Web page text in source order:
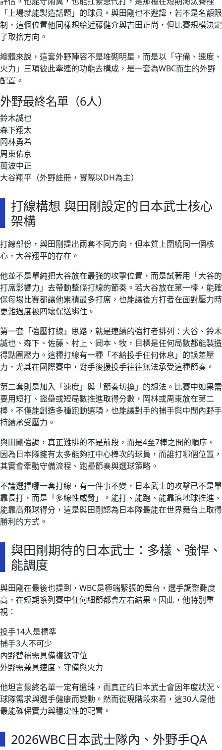
「上場就能製造話題」的球員。與田剛也不避諱，若不是名額限
制，這個位置他同樣想給近藤健介與吉田正尚，但比賽規模決定
了取捨方向。
總體來說，這套外野陣容不是堆砌明星，而是以「守備、速度、
火力」三項彼此牽連的功能去構成，是一套為WBC而生的外野
配置。
外野最終名單（6人）
鈴木誠也
森下翔太
岡林勇希
周東佑京
萬波中正
大谷翔平（外野註冊，實際以DH為主）
打線構想 與田剛設定的日本武士核心
架構
打線部份，與田剛提出兩套不同方向，但本質上圍繞同一個核
心，大谷翔平的存在。
他並不是單純把大谷放在最強的攻擊位置，而是試著用「大谷的
打席影響力」去帶動整條打線的節奏。若大谷放在第一棒，能確
保每場比賽都讓他累積最多打席，也能讓後方打者在面對壓力時
更難過度被四壞保送綁住。
第一套「強壓打線」思路，就是連續的強打者排列：大谷、鈴木
誠也、森下、佐藤、村上、岡本、牧，目標是任何局數都能製造
得點圈壓力。這種打線有一種「不給投手任何休息」的誤差壓
力，尤其在國際賽中，對手後援投手往往無法承受這種節奏。
第二套則是加入「速度」與「節奏切換」的想法。比賽中如果需
要用短打、盜壘或短局數推進取得分數，岡林或周東放在第二
棒，不僅能創造多種跑動選項，也能讓對手的捕手與中間內野手
持續承受壓力。
與田剛強調，真正難排的不是前段，而是4至7棒之間的順序。
因為日本隊擁有太多能夠扛中心棒次的球員，而誰打哪個位置，
其實會牽動守備流程、跑壘節奏與選球策略。
不論選擇哪一套打線，有一件事不變，日本武士的攻擊已不是單
靠長打，而是「多線性威脅」。能打、能跑、能靠滾地球推進、
能靠高飛球得分，這是與田剛認為日本隊最能在世界舞台上取得
勝利的方式。
與田剛期待的日本武士：多樣、強悍、
能調度
與田剛在最後也提到，WBC是極端緊張的舞台，選手調整難度
高，在短期系列賽中任何細節都會左右結果。因此，他特別重
視：
投手14人是標準
捕手3人不可少
內野替補需具備複數守位
外野需兼具速度、守備與火力
他坦言最終名單一定有遺珠，而真正的日本武士會因年度狀況、
球隊需求與選手健康而變動。然而從現階段來看，這30人是他
最能確保實力與穩定性的配置。
2026WBC日本武士隊內、外野手QA